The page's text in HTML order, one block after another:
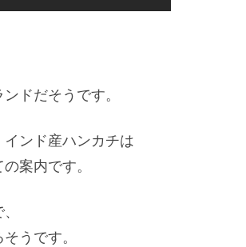
ドだそうです。
ンド産ハンカチは
案内です。
うです。